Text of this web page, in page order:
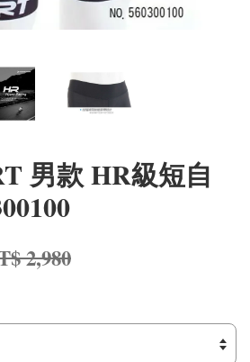
男款 HR級短自
2,980